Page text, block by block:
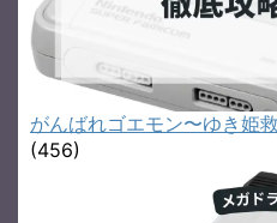
がんばれゴエモン〜ゆき姫
(456)